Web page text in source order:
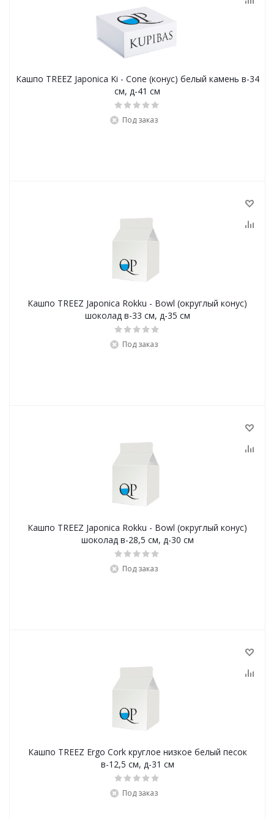
Кашпо TREEZ Japonica Ki - Cone (конус) белый камень в-34
см, д-41 см
Под заказ
Кашпо TREEZ Japonica Rokku - Bowl (округлый конус)
шоколад в-33 см, д-35 см
Под заказ
Кашпо TREEZ Japonica Rokku - Bowl (округлый конус)
шоколад в-28,5 см, д-30 см
Под заказ
Кашпо TREEZ Ergo Cork круглое низкое белый песок
в-12,5 см, д-31 см
Под заказ